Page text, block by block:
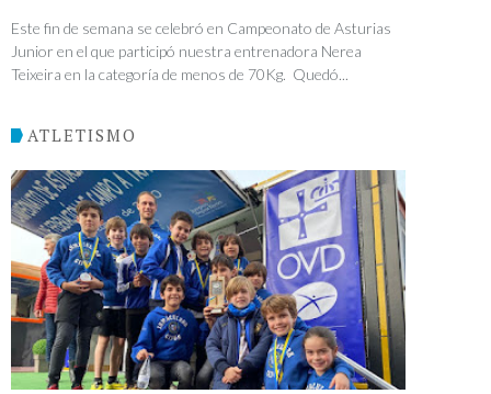
Este fin de semana se celebró en Campeonato de Asturias
Junior en el que participó nuestra entrenadora Nerea
Teixeira en la categoría de menos de 70Kg. Quedó...
ATLETISMO